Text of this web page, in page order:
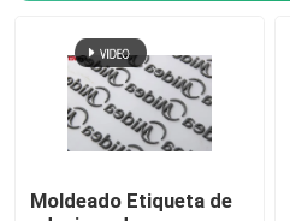
Moldeado Etiqueta de